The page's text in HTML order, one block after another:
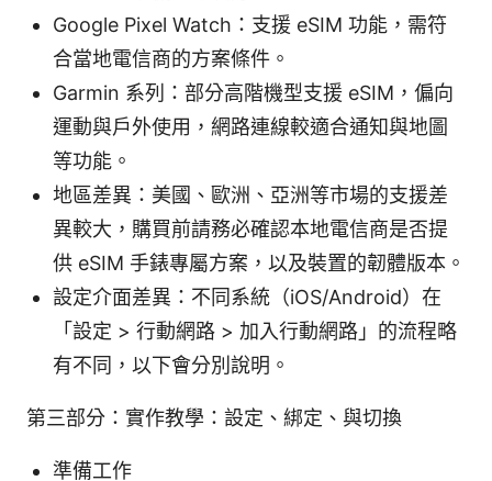
Google Pixel Watch：支援 eSIM 功能，需符
合當地電信商的方案條件。
Garmin 系列：部分高階機型支援 eSIM，偏向
運動與戶外使用，網路連線較適合通知與地圖
等功能。
地區差異：美國、歐洲、亞洲等市場的支援差
異較大，購買前請務必確認本地電信商是否提
供 eSIM 手錶專屬方案，以及裝置的韌體版本。
設定介面差異：不同系統（iOS/Android）在
「設定 > 行動網路 > 加入行動網路」的流程略
有不同，以下會分別說明。
第三部分：實作教學：設定、綁定、與切換
準備工作